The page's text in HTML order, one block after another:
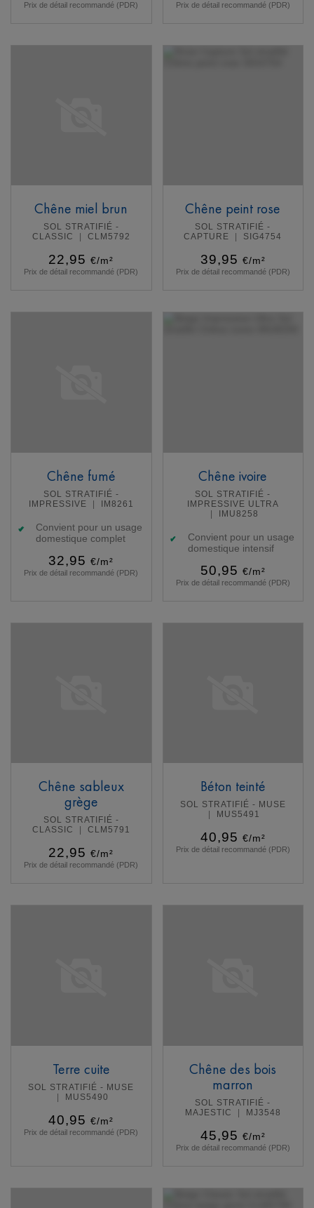
Prix de détail recommandé (PDR) Prix de détail recommandé (PDR)
Chêne miel brun
SOL STRATIFIÉ -
CLASSIC
CLM5792
22,95 €/m²
Prix de détail recommandé (PDR)
Chêne peint rose
SOL STRATIFIÉ -
CAPTURE
SIG4754
39,95 €/m²
Prix de détail recommandé (PDR)
Chêne fumé
SOL STRATIFIÉ -
IMPRESSIVE
IM8261
Convient pour un usage
domestique complet
32,95 €/m²
Prix de détail recommandé (PDR)
Chêne ivoire
SOL STRATIFIÉ -
IMPRESSIVE ULTRA
IMU8258
Convient pour un usage
domestique intensif
50,95 €/m²
Prix de détail recommandé (PDR)
Chêne sableux
grège
SOL STRATIFIÉ -
CLASSIC
CLM5791
22,95 €/m²
Prix de détail recommandé (PDR)
Béton teinté
SOL STRATIFIÉ - MUSE
MUS5491
40,95 €/m²
Prix de détail recommandé (PDR)
Terre cuite
SOL STRATIFIÉ - MUSE
MUS5490
40,95 €/m²
Prix de détail recommandé (PDR)
Chêne des bois
marron
SOL STRATIFIÉ -
MAJESTIC
MJ3548
45,95 €/m²
Prix de détail recommandé (PDR)